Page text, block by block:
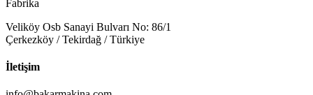
Fabrika
Veliköy Osb Sanayi Bulvarı No: 86/1
Çerkezköy / Tekirdağ / Türkiye
İletişim